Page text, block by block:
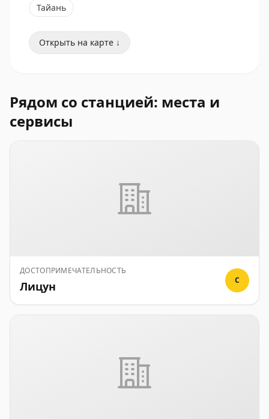
Тайань
Открыть на карте ↓
Рядом со станцией: места и
сервисы
ДОСТОПРИМЕЧАТЕЛЬНОСТЬ
Лицун C